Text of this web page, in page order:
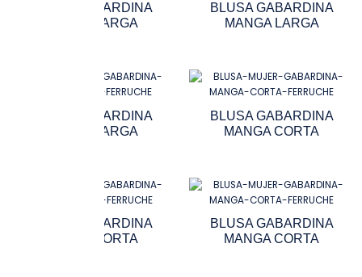
BLUSA GABARDINA
MANGA LARGA
BLUSA GABARDINA
MANGA LARGA
BLUSA GABARDINA
MANGA LARGA
BLUSA GABARDINA
MANGA CORTA
BLUSA GABARDINA
MANGA CORTA
BLUSA GABARDINA
MANGA CORTA